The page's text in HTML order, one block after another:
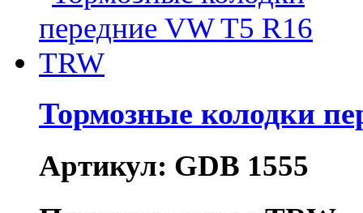
Тормозные колодки
Артикул: GDB 1555